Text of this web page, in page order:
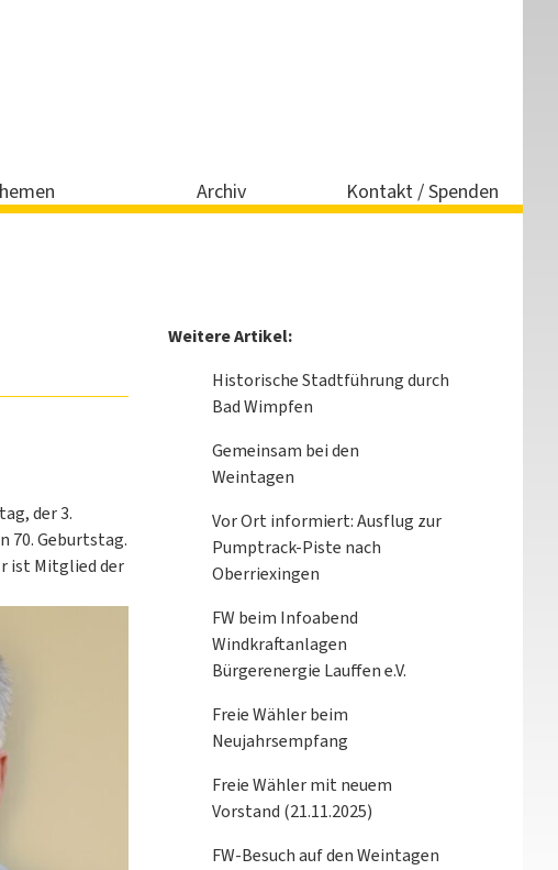
Archiv Kontakt / Spenden
der 3.
70. Geburtstag.
ist Mitglied der
Weitere Artikel:
Historische Stadtführung durch
Bad Wimpfen
Gemeinsam bei den
Weintagen
Vor Ort informiert: Ausflug zur
Pumptrack-Piste nach
Oberriexingen
FW beim Infoabend
Windkraftanlagen
Bürgerenergie Lauffen e.V.
Freie Wähler beim
Neujahrsempfang
Freie Wähler mit neuem
Vorstand (21.11.2025)
FW-Besuch auf den Weintagen